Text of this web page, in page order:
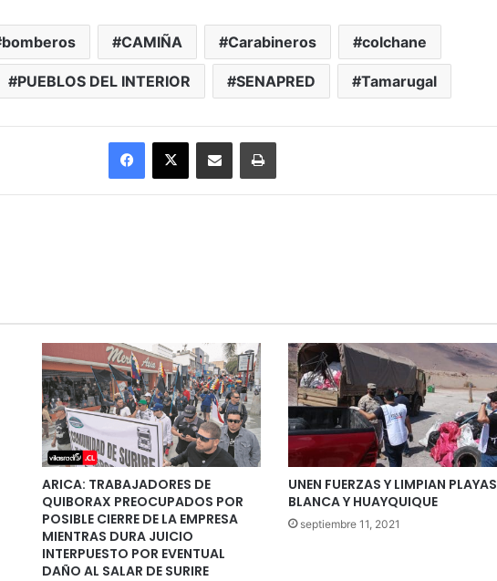
bomberos CAMIÑA Carabineros colchane
PUEBLOS DEL INTERIOR SENAPRED Tamarugal
Facebook
X Enviar vía email Imprimir
ARICA: TRABAJADORES DE
QUIBORAX PREOCUPADOS POR
POSIBLE CIERRE DE LA EMPRESA
MIENTRAS DURA JUICIO
INTERPUESTO POR EVENTUAL
DAÑO AL SALAR DE SURIRE
UNEN FUERZAS Y LIMPIAN PLAYAS
BLANCA Y HUAYQUIQUE
septiembre 11, 2021